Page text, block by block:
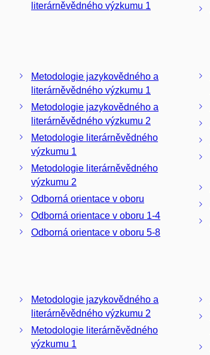
literárněvědného výzkumu 1
Metodologie jazykovědného a
literárněvědného výzkumu 1
Metodologie jazykovědného a
literárněvědného výzkumu 2
Metodologie literárněvědného
výzkumu 1
Metodologie literárněvědného
výzkumu 2
Odborná orientace v oboru
Odborná orientace v oboru 1-4
Odborná orientace v oboru 5-8
Metodologie jazykovědného a
literárněvědného výzkumu 2
Metodologie literárněvědného
výzkumu 1